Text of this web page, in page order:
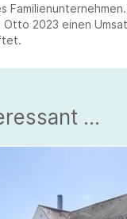
2023 einen
...